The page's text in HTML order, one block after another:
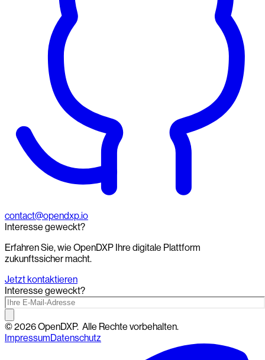
contact@opendxp.io
Interesse geweckt?
Erfahren Sie, wie OpenDXP Ihre digitale Plattform
zukunftssicher macht.
Jetzt kontaktieren
Interesse geweckt?
©2026OpenDXP. Alle Rechte vorbehalten.
ImpressumDatenschutz